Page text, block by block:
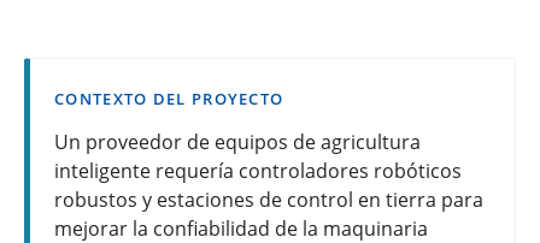
CONTEXTO DEL PROYECTO
Un proveedor de equipos de agricultura
inteligente requería controladores robóticos
robustos y estaciones de control en tierra para
mejorar la confiabilidad de la maquinaria